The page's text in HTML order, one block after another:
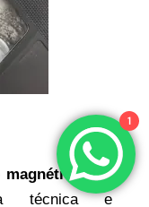
das
técnica e
1